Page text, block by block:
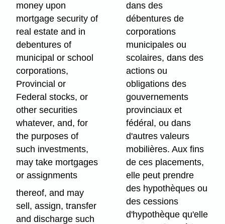
money upon
mortgage security of
real estate and in
debentures of
municipal or school
corporations,
Provincial or
Federal stocks, or
other securities
whatever, and, for
the purposes of
such investments,
may take mortgages
or assignments
thereof, and may
sell, assign, transfer
and discharge such
dans des
débentures de
corporations
municipales ou
scolaires, dans des
actions ou
obligations des
gouvernements
provinciaux et
fédéral, ou dans
d'autres valeurs
mobilières. Aux fins
de ces placements,
elle peut prendre
des hypothèques ou
des cessions
d'hypothèque qu'elle